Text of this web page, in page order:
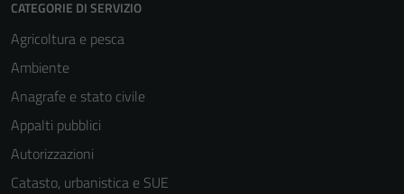
CATEGORIE DI SERVIZIO
Agricoltura e pesca
Ambiente
Anagrafe e stato civile
Appalti pubblici
Autorizzazioni
Catasto, urbanistica e SUE